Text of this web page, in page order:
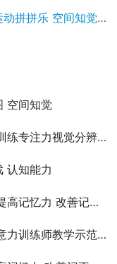
乐 空间知觉 认知能力
空间知觉
注力视觉分辨能力
认知能力
改善记不好 记不牢
师教学示范视频教程